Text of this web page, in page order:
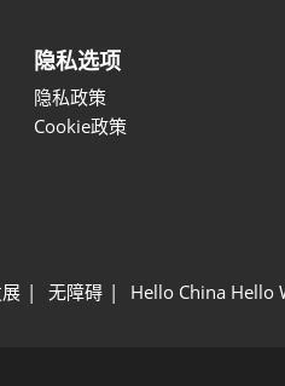
隐私选项
隐私政策
Cookie政策
无障碍 Hello China Hello